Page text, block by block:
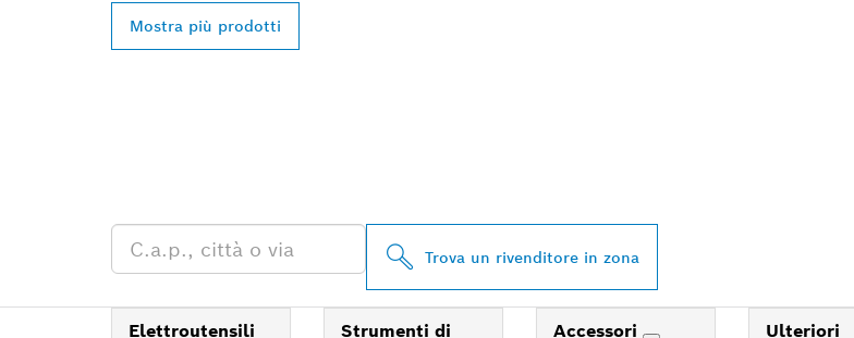
Mostra più prodotti
Trova un rivenditore in zona
Elettroutensili
Strumenti di
Accessori
Ulteriori